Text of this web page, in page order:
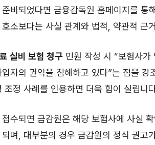
준비되었다면 금융감독원 홈페이지를
호소보다는 사실 관계와 법적, 약관적 근
실비 보험 청구 민원 작성 시 “보험사가
입자의 권익을 침해하고 있다”는 점을
조정 사례를 인용하면 더욱 힘이 실립니
접수되면 금감원은 해당 보험사에 사실
며, 대부분의 경우 금감원의 정식 권고